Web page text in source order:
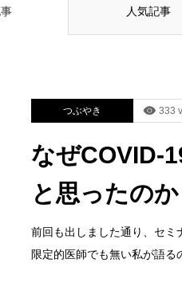
人気記事
つぶやき 333
なぜCOVID-
と思ったのか
前回も出しました通り、セミ
限定的医師でも無い私が語る